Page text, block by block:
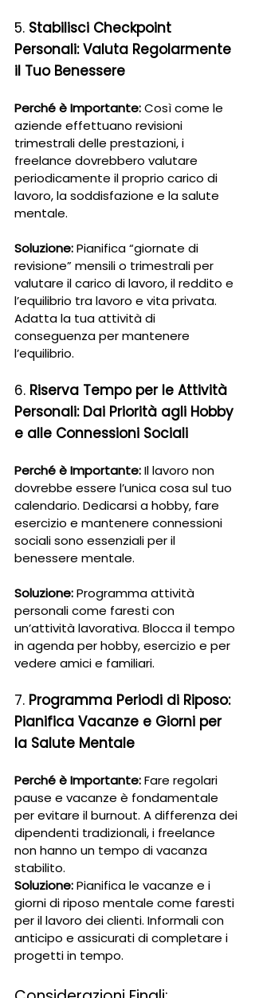
5. Stabilisci Checkpoint
Personali: Valuta Regolarmente
il Tuo Benessere
Perché è Importante: Così come le
aziende effettuano revisioni
trimestrali delle prestazioni, i
freelance dovrebbero valutare
periodicamente il proprio carico di
lavoro, la soddisfazione e la salute
mentale.
Soluzione: Pianifica “giornate di
revisione” mensili o trimestrali per
valutare il carico di lavoro, il reddito e
l’equilibrio tra lavoro e vita privata.
Adatta la tua attività di
conseguenza per mantenere
l’equilibrio.
6. Riserva Tempo per le Attività
Personali: Dai Priorità agli Hobby
e alle Connessioni Sociali
Perché è Importante: Il lavoro non
dovrebbe essere l’unica cosa sul tuo
calendario. Dedicarsi a hobby, fare
esercizio e mantenere connessioni
sociali sono essenziali per il
benessere mentale.
Soluzione: Programma attività
personali come faresti con
un’attività lavorativa. Blocca il tempo
in agenda per hobby, esercizio e per
vedere amici e familiari.
7. Programma Periodi di Riposo:
Pianifica Vacanze e Giorni per
la Salute Mentale
Perché è Importante: Fare regolari
pause e vacanze è fondamentale
per evitare il burnout. A differenza dei
dipendenti tradizionali, i freelance
non hanno un tempo di vacanza
stabilito.
Soluzione: Pianifica le vacanze e i
giorni di riposo mentale come faresti
per il lavoro dei clienti. Informali con
anticipo e assicurati di completare i
progetti in tempo.